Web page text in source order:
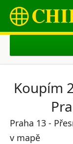
Koupím
Praha 13 -
v mapě